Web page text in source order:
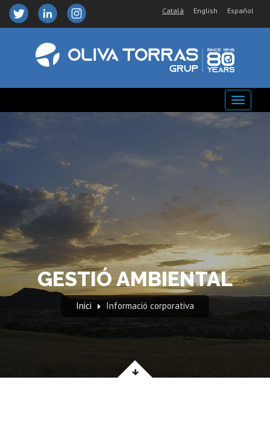
Català English Español
GESTIÓ AMBIENTAL
Inici Informació corporativa